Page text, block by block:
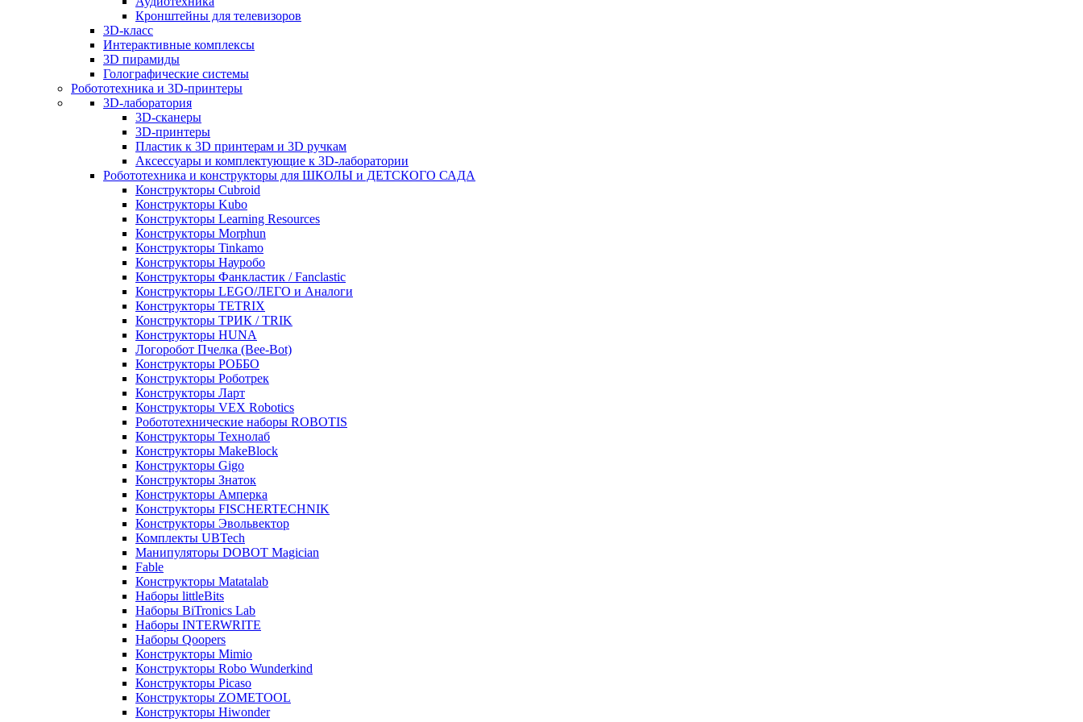
Кронштейны для телевизоров
3D-класс
Интерактивные комплексы
3D пирамиды
Голографические системы
Робототехника и 3D-принтеры
3D-лаборатория
3D-сканеры
3D-принтеры
Пластик к 3D принтерам и 3D ручкам
Аксессуары и комплектующие к 3D-лаборатории
Робототехника и конструкторы для ШКОЛЫ и ДЕТСКОГО САДА
Конструкторы Cubroid
Конструкторы Kubo
Конструкторы Learning Resources
Конструкторы Morphun
Конструкторы Tinkamo
Конструкторы Науробо
Конструкторы Фанкластик / Fanclastic
Конструкторы LEGO/ЛЕГО и Аналоги
Конструкторы TETRIX
Конструкторы ТРИК / TRIK
Конструкторы HUNA
Логоробот Пчелка (Bee-Bot)
Конструкторы РОББО
Конструкторы Роботрек
Конструкторы Ларт
Конструкторы VEX Robotics
Робототехнические наборы ROBOTIS
Конструкторы Технолаб
Конструкторы MakeBlock
Конструкторы Gigo
Конструкторы Знаток
Конструкторы Амперка
Конструкторы FISCHERTECHNIK
Конструкторы Эвольвектор
Комплекты UBTech
Манипуляторы DOBOT Magician
Fable
Конструкторы Matatalab
Наборы littleBits
Наборы BiTronics Lab
Наборы INTERWRITE
Наборы Qoopers
Конструкторы Mimio
Конструкторы Robo Wunderkind
Конструкторы Picaso
Конструкторы ZOMETOOL
Конструкторы Hiwonder